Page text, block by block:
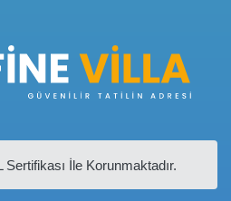
İle Korunmaktadır.